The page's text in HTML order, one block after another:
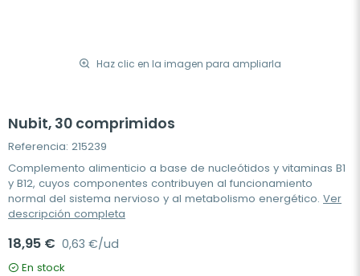
Haz clic en la imagen para ampliarla
Nubit, 30 comprimidos
Referencia: 215239
Complemento alimenticio a base de nucleótidos y vitaminas B1
y B12, cuyos componentes contribuyen al funcionamiento
normal del sistema nervioso y al metabolismo energético. Ver
descripción completa
18,95 € 0,63 €/ud
En stock